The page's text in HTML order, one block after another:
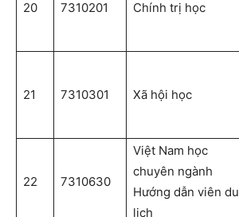
20 7310201 Chính trị học
21 7310301 Xã hội học
22 7310630
Việt Nam học
chuyên ngành
Hướng dẫn viên du
lịch